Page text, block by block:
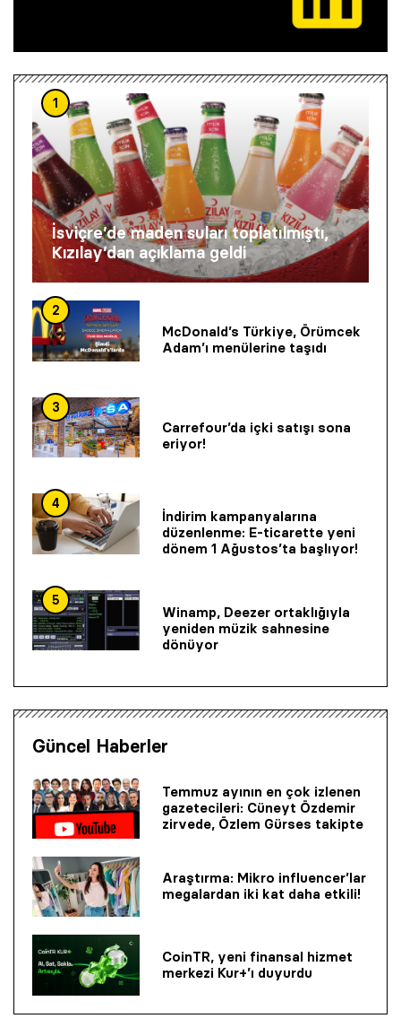
1
İsviçre’de maden suları toplatılmıştı,
Kızılay’dan açıklama geldi
2
McDonald’s Türkiye, Örümcek
Adam’ı menülerine taşıdı
3
Carrefour’da içki satışı sona
eriyor!
4
İndirim kampanyalarına
düzenlenme: E-ticarette yeni
dönem 1 Ağustos’ta başlıyor!
5
Winamp, Deezer ortaklığıyla
yeniden müzik sahnesine
dönüyor
Güncel Haberler
Temmuz ayının en çok izlenen
gazetecileri: Cüneyt Özdemir
zirvede, Özlem Gürses takipte
Araştırma: Mikro influencer’lar
megalardan iki kat daha etkili!
CoinTR, yeni finansal hizmet
merkezi Kur+’ı duyurdu